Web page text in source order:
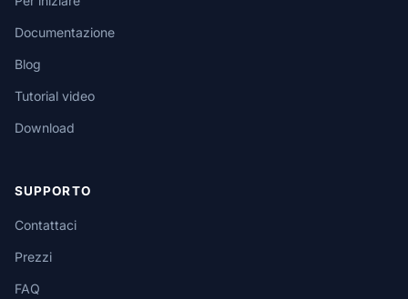
Documentazione
Blog
Tutorial video
Download
SUPPORTO
Contattaci
Prezzi
FAQ